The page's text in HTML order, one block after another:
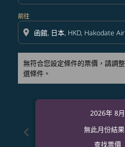
前往
location_on
無符合您設定條件的票價，請調
選條件。
chevron_left
2026年 8月
無此月份結果
查找票價